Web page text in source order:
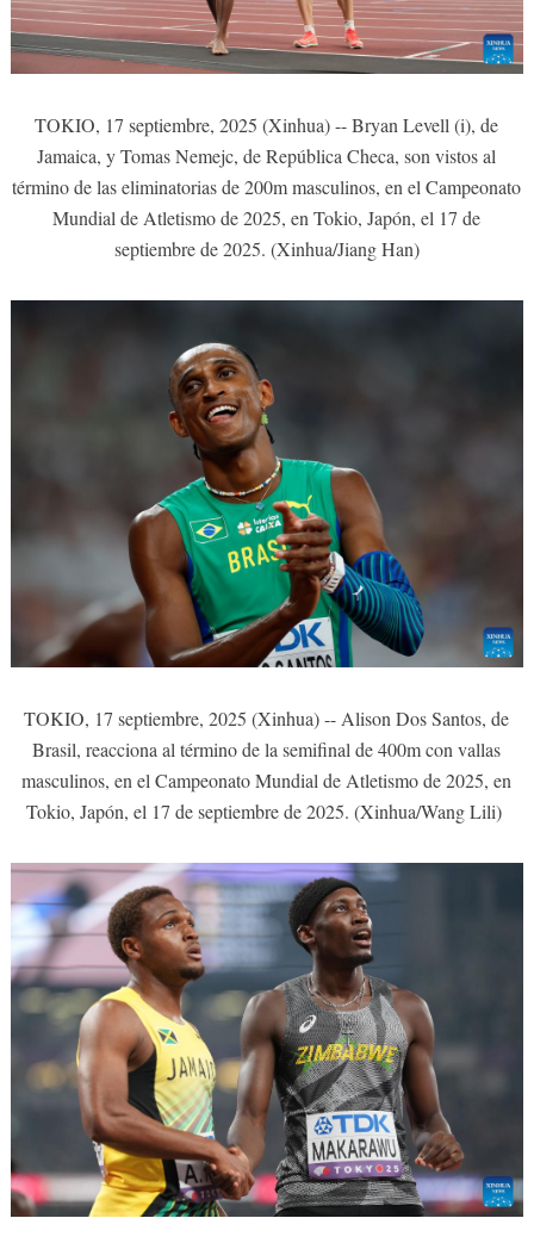
TOKIO, 17 septiembre, 2025 (Xinhua) -- Bryan Levell (i), de
Jamaica, y Tomas Nemejc, de República Checa, son vistos al
término de las eliminatorias de 200m masculinos, en el Campeonato
Mundial de Atletismo de 2025, en Tokio, Japón, el 17 de
septiembre de 2025. (Xinhua/Jiang Han)
TOKIO, 17 septiembre, 2025 (Xinhua) -- Alison Dos Santos, de
Brasil, reacciona al término de la semifinal de 400m con vallas
masculinos, en el Campeonato Mundial de Atletismo de 2025, en
Tokio, Japón, el 17 de septiembre de 2025. (Xinhua/Wang Lili)